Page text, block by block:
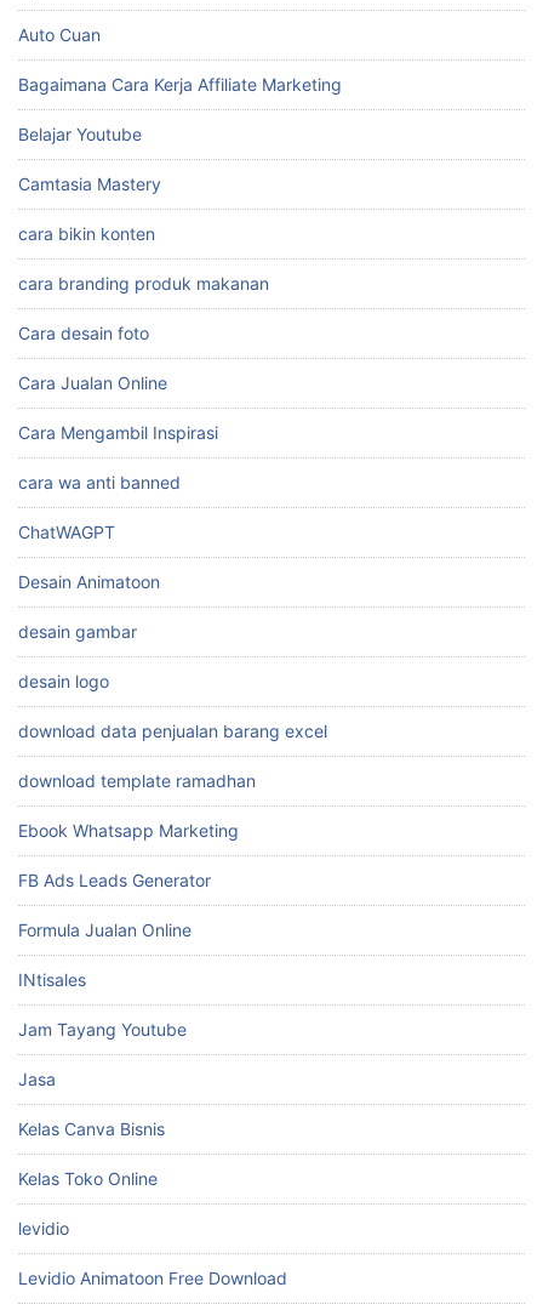
Auto Cuan
Bagaimana Cara Kerja Affiliate Marketing
Belajar Youtube
Camtasia Mastery
cara bikin konten
cara branding produk makanan
Cara desain foto
Cara Jualan Online
Cara Mengambil Inspirasi
cara wa anti banned
ChatWAGPT
Desain Animatoon
desain gambar
desain logo
download data penjualan barang excel
download template ramadhan
Ebook Whatsapp Marketing
FB Ads Leads Generator
Formula Jualan Online
INtisales
Jam Tayang Youtube
Jasa
Kelas Canva Bisnis
Kelas Toko Online
levidio
Levidio Animatoon Free Download